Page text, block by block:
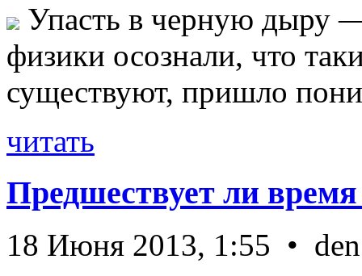
Упасть в черную дыру
физики осознали, что
существуют, пришло
читать
Предшествует ли
18 Июня 2013, 1:55 • den